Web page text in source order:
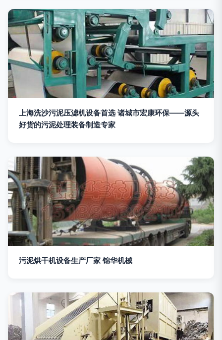
上海洗沙污泥压滤机设备首选 诸城市宏康环保——源头
好货的污泥处理装备制造专家
污泥烘干机设备生产厂家 锦华机械